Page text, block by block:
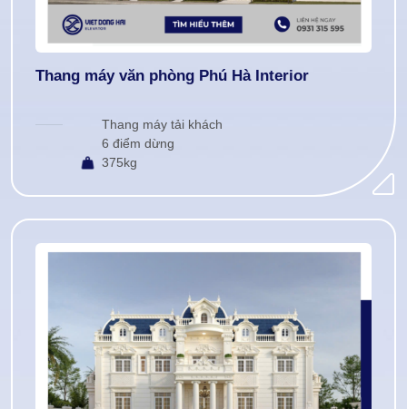
Thang máy văn phòng Phú Hà Interior
Thang máy tải khách
6 điểm dừng
375kg